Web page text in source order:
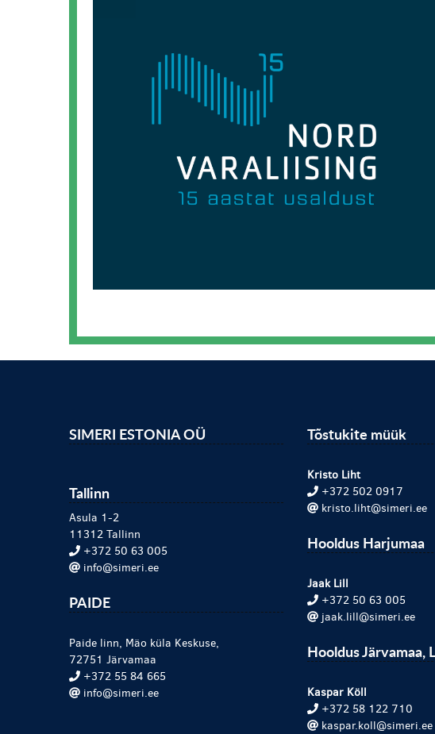
SIMERI ESTONIA OÜ
Tallinn
Asula 1-2
11312 Tallinn
+372 50 63 005
info@simeri.ee
PAIDE
Paide linn, Mäo küla Keskuse,
72751 Järvamaa
+372 55 84 665
info@simeri.ee
Tõstukite müük
Kristo Liht
+372 502 0917
kristo.liht@simeri.ee
Hooldus Harjumaa
Jaak Lill
+372 50 63 005
jaak.lill@simeri.ee
Hooldus Järvamaa,
Kaspar Köll
+372 58 122 710
kaspar.koll@simeri.ee